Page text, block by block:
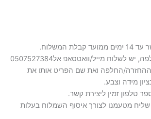
המשלוח.
עבור היצוע החלפה, יש לשלוח מייל/וואטסאפ אל0507527384
ההחזרה/החלפה ואת שם הפריט אותו את
מידה וצבע.
טלפון זמין ליצירת קשר.
שליח מטעמנו לצורך איסוף השמלוח בעלות